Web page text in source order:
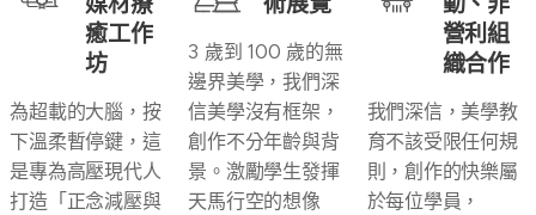
癒工作
坊
為超載的大腦，按
下溫柔暫停鍵，這
是專為高壓現代人
打造「正念減壓與
3 歲到 100 歲的無
邊界美學，我們深
信美學沒有框架，
創作不分年齡與背
景。激勵學生發揮
天馬行空的想像
營利組
織合作
我們深信，美學教
育不該受限任何規
則，創作的快樂屬
於每位學員，